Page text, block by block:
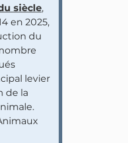
siècle,
en 2025,
du
levier
de la